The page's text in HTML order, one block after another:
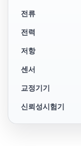
전류
전력
저항
센서
교정기기
신뢰성시험기